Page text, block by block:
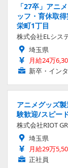
「27卒」アニ
ッフ・育休取
栄町1丁目
株式会社ELシス
埼玉県
月給24万
新卒・イン
アニメグッズ
験歓迎/スピー
株式会社RIOT
埼玉県
月給29万
正社員